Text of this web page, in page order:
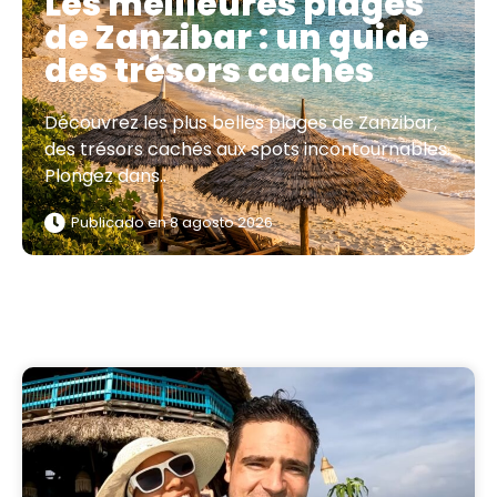
de Zanzibar : un guide
des trésors cachés
Découvrez les plus belles plages de Zanzibar,
des trésors cachés aux spots incontournables.
Plongez dans..
Publicado en8 agosto 2026